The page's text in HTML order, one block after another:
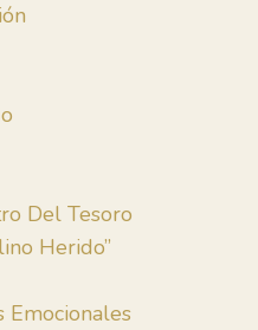
Del Tesoro
Herido”
Emocionales